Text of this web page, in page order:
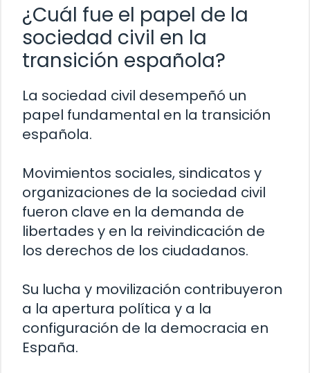
¿Cuál fue el papel de la
sociedad civil en la
transición española?
La sociedad civil desempeñó un
papel fundamental en la transición
española.
Movimientos sociales, sindicatos y
organizaciones de la sociedad civil
fueron clave en la demanda de
libertades y en la reivindicación de
los derechos de los ciudadanos.
Su lucha y movilización contribuyeron
a la apertura política y a la
configuración de la democracia en
España.